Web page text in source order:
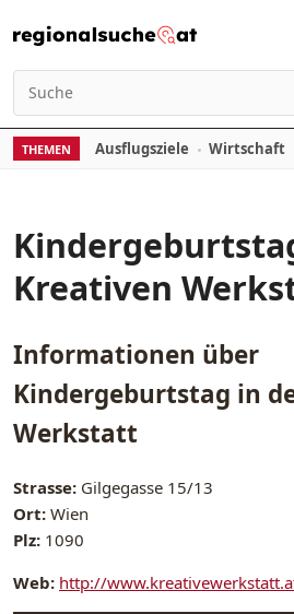
Suchen nach:
THEMEN Ausflugsziele Wirtschaft
Kreativen
Informationen über
Kindergeburtstag in
Werkstatt
Strasse: Gilgegasse 15/13
Ort: Wien
Plz: 1090
Web: http://